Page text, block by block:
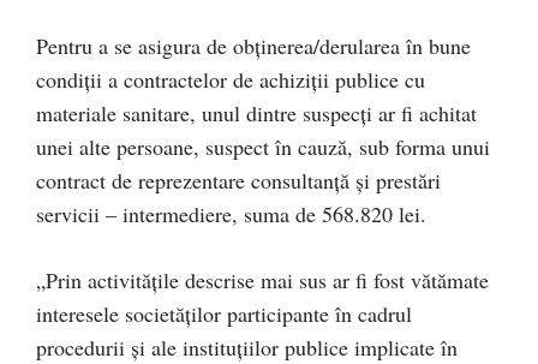
Pentru a se asigura de obţinerea/derularea în bune
condiţii a contractelor de achiziţii publice cu
materiale sanitare, unul dintre suspecţi ar fi achitat
unei alte persoane, suspect în cauză, sub forma unui
contract de reprezentare consultanţă şi prestări
servicii – intermediere, suma de 568.820 lei.
„Prin activităţile descrise mai sus ar fi fost vătămate
interesele societăţilor participante în cadrul
procedurii şi ale instituţiilor publice implicate în